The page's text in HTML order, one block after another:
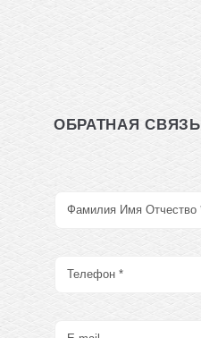
ОБРАТНАЯ СВЯЗЬ